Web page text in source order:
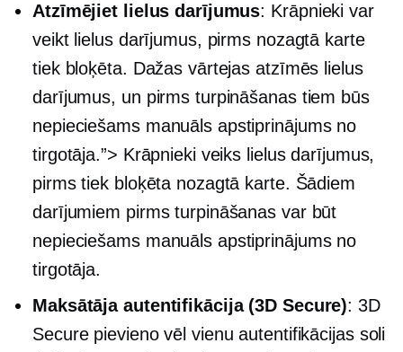
Atzīmējiet lielus darījumus: Krāpnieki var
veikt lielus darījumus, pirms nozagtā karte
tiek bloķēta. Dažas vārtejas atzīmēs lielus
darījumus, un pirms turpināšanas tiem būs
nepieciešams manuāls apstiprinājums no
tirgotāja.”> Krāpnieki veiks lielus darījumus,
pirms tiek bloķēta nozagtā karte. Šādiem
darījumiem pirms turpināšanas var būt
nepieciešams manuāls apstiprinājums no
tirgotāja.
Maksātāja autentifikācija (3D Secure): 3D
Secure pievieno vēl vienu autentifikācijas soli